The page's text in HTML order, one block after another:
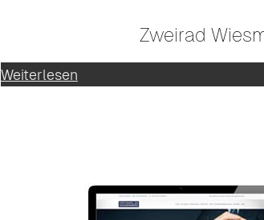
Zweirad
Weiterlesen